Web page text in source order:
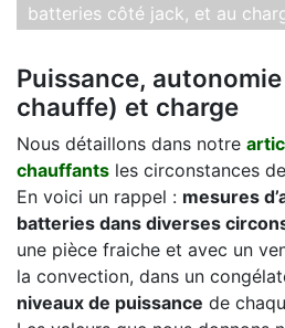
batteries côté jack, et au
Puissance,
chauffe) et charge
Nous détaillons dans notre
chauffants les circonstances
En voici un rappel : mesures
batteries dans diverses
une pièce fraiche et avec un
la convection, dans un
niveaux de puissance de